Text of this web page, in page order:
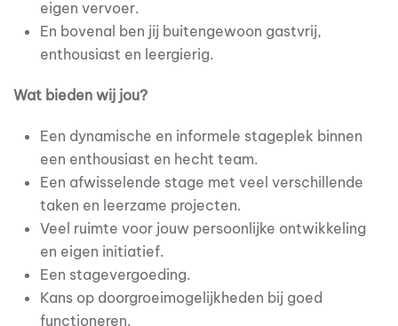
eigen vervoer.
En bovenal ben jij buitengewoon gastvrij,
enthousiast en leergierig.
Wat bieden wij jou?
Een dynamische en informele stageplek binnen
een enthousiast en hecht team.
Een afwisselende stage met veel verschillende
taken en leerzame projecten.
Veel ruimte voor jouw persoonlijke ontwikkeling
en eigen initiatief.
Een stagevergoeding.
Kans op doorgroeimogelijkheden bij goed
functioneren.